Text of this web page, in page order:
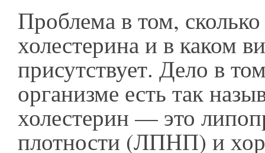
Проблема в том,
холестерина и в каком
присутствует. Дело в
организме есть так
холестерин — это
плотности (ЛПНП) и